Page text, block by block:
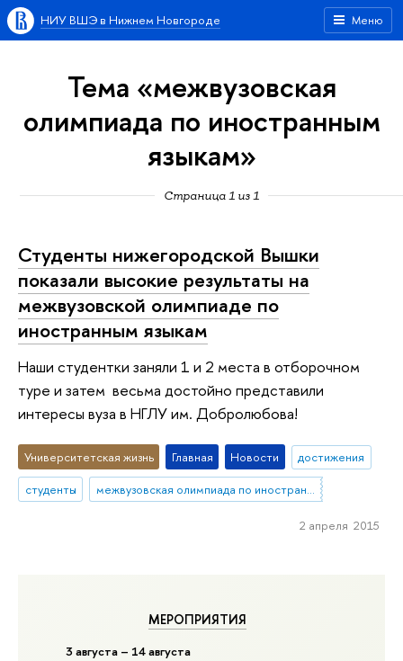
Меню
НИУ ВШЭ в Нижнем Новгороде
Тема «межвузовская
олимпиада по иностранным
языкам»
Страница 1 из 1
МЕРОПРИЯТИЯ
3 августа – 14 августа
Студенты нижегородской Вышки
показали высокие результаты на
межвузовской олимпиаде по
иностранным языкам
Наши студентки заняли 1 и 2 места в отборочном
туре и затем весьма достойно представили
интересы вуза в НГЛУ им. Добролюбова!
Университетская жизнь Главная Новости
достижения
студенты
межвузовская олимпиада по иностранным языкам
2 апреля 2015